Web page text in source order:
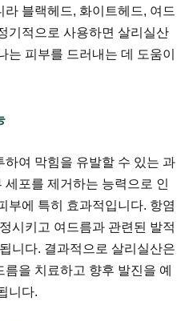
블랙헤드, 화이트헤드, 여드
기적으로 사용하면 살리실산
는 피부를 드러내는 데 도움이
여 막힘을 유발할 수 있는 과
세포를 제거하는 능력으로 인
부에 특히 효과적입니다. 항염
시키고 여드름과 관련된 발적
니다. 결과적으로 살리실산은
을 치료하고 향후 발진을 예
니다.